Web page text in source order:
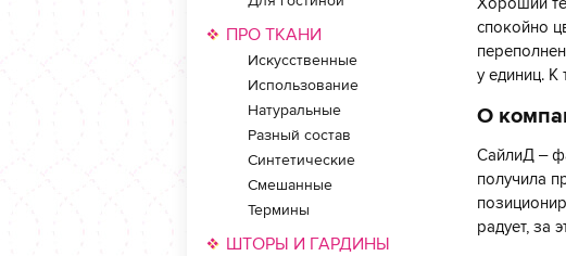
ПРО ТКАНИ
Искусственные
Использование
Натуральные
Разный состав
Синтетические
Смешанные
Термины
ШТОРЫ И ГАРДИНЫ
спокойно
у единиц. К
О
СайлиД –
получила
радует, за